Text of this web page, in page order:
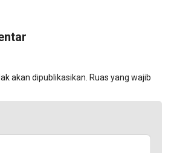
akan dipublikasikan. Ruas yang wajib